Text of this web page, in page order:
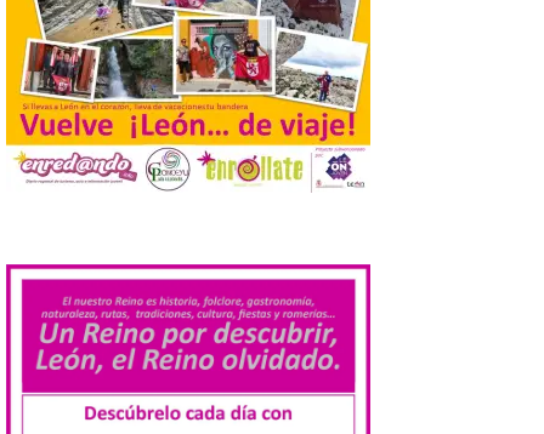
Cabárceno prepara tres
enclaves privilegiados
desde los que divisar el
eclipse solar del 12 de
agosto
8 Ago 2026
El parque amplía su
Campoo continuará la
programación musical de Estación
Sonora. Peña Cabarga, elegido lugar
preferente en la comunidad autónoma,
contará con un dispositivo especial de
seguridad y acceso […]